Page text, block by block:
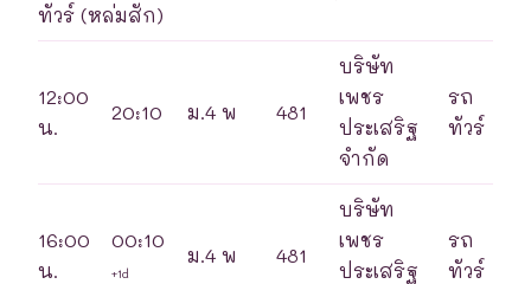
ทัวร์ (หล่มสัก)
12:00
น.
20:10 ม.4 พ 481
บริษัท
เพชร
ประเสริฐ
จำกัด
รถ
ทัวร์
16:00
น.
00:10
+1d
ม.4 พ 481
บริษัท
เพชร
ประเสริฐ
รถ
ทัวร์